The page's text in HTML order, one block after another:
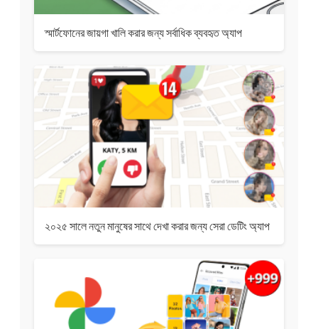
স্মার্টফোনের জায়গা খালি করার জন্য সর্বাধিক ব্যবহৃত অ্যাপ
২০২৫ সালে নতুন মানুষের সাথে দেখা করার জন্য সেরা ডেটিং অ্যাপ